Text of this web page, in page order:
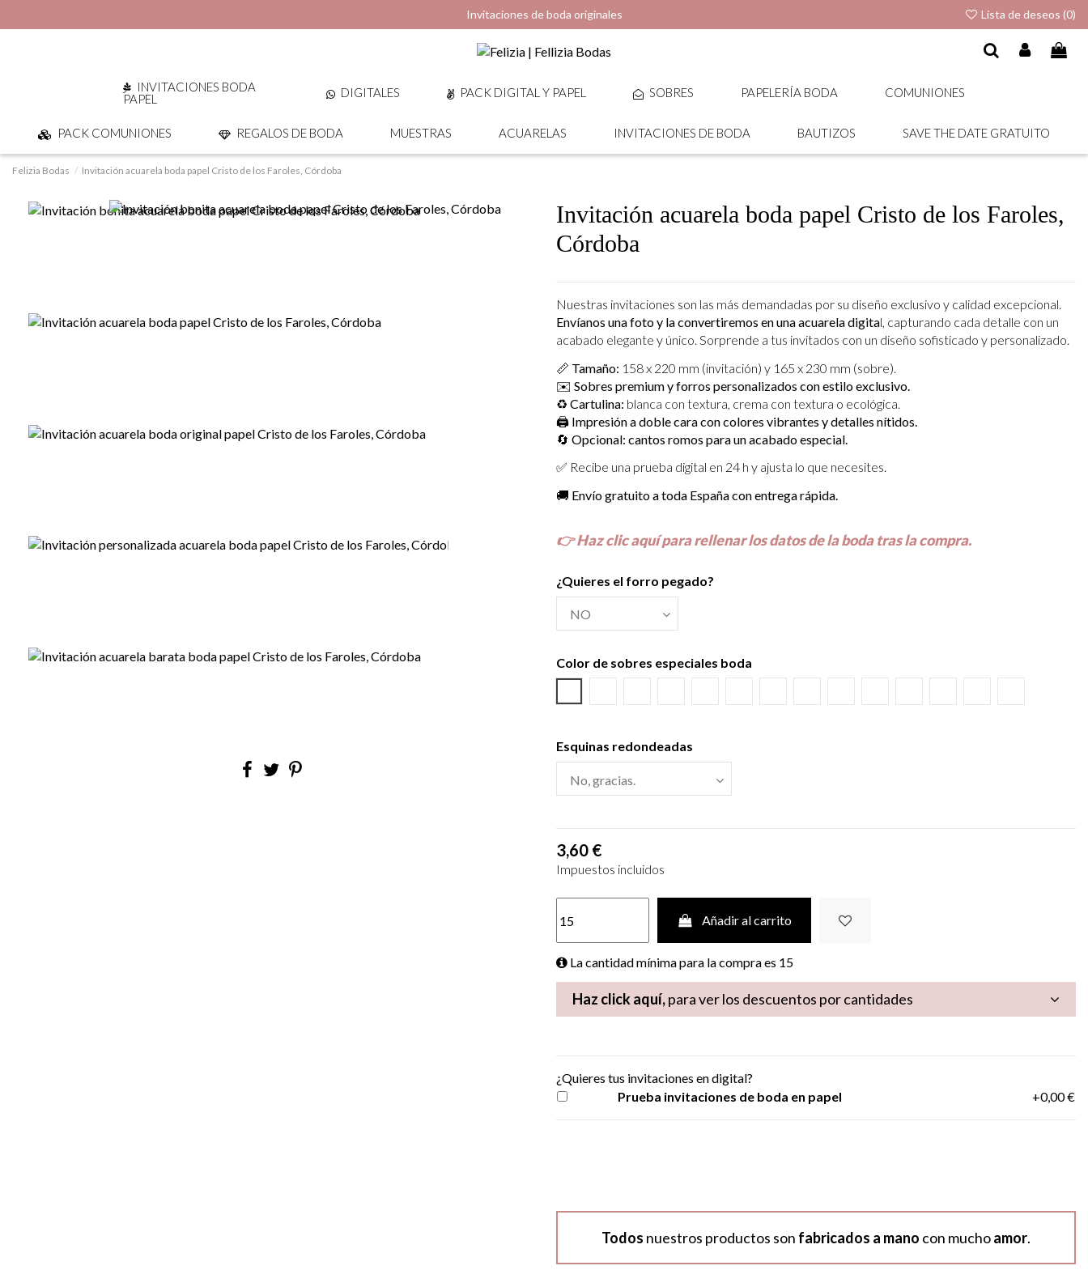
Invitaciones de boda originales Lista de deseos (0)
INVITACIONES BODA
PAPEL
DIGITALES PACK DIGITAL Y PAPEL SOBRES PAPELERÍA BODA COMUNIONES
PACK COMUNIONES REGALOS DE BODA MUESTRAS ACUARELAS INVITACIONES DE BODA BAUTIZOS SAVE THE DATE GRATUITO
Felizia Bodas Invitación acuarela boda papel Cristo de los Faroles, Córdoba
Invitación acuarela boda papel Cristo de los Faroles,
Córdoba
Nuestras invitaciones son las más demandadas por su diseño exclusivo y calidad excepcional.
Envíanos una foto y la convertiremos en una acuarela digital, capturando cada detalle con un
acabado elegante y único. Sorprende a tus invitados con un diseño sofisticado y personalizado.
📏 Tamaño: 158 x 220 mm (invitación) y 165 x 230 mm (sobre).
✉️ Sobres premium y forros personalizados con estilo exclusivo.
♻️ Cartulina: blanca con textura, crema con textura o ecológica.
🖨️ Impresión a doble cara con colores vibrantes y detalles nítidos.
🔄 Opcional: cantos romos para un acabado especial.
✅ Recibe una prueba digital en 24 h y ajusta lo que necesites.
🚚 Envío gratuito a toda España con entrega rápida.
👉Haz clic aquí para rellenar los datos de la boda tras la compra.
¿Quieres el forro pegado?
Color de sobres especiales boda
Esquinas redondeadas
3,60 €
Impuestos incluidos
Añadir al carrito
La cantidad mínima para la compra es 15
Haz click aquí,para ver los descuentos por cantidades
¿Quieres tus invitaciones en digital?
Prueba invitaciones de boda en papel
+0,00 €
Todos nuestros productos son fabricados a mano con muchoamor.